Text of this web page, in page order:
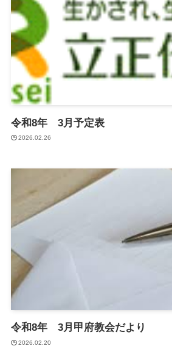
令和8年 3月予定表
2026.02.26
令和8年 3月甲府教会だより
2026.02.20